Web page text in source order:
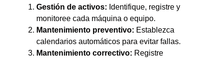
Gestión de activos: Identifique, registre y
monitoree cada máquina o equipo.
Mantenimiento preventivo: Establezca
calendarios automáticos para evitar fallas.
Mantenimiento correctivo: Registre